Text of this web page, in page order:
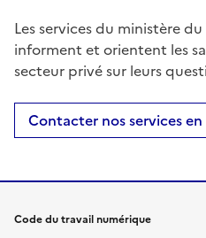
Les services du ministère
informent et orientent les
secteur privé sur leurs
Contacter nos services
Code du travail numérique